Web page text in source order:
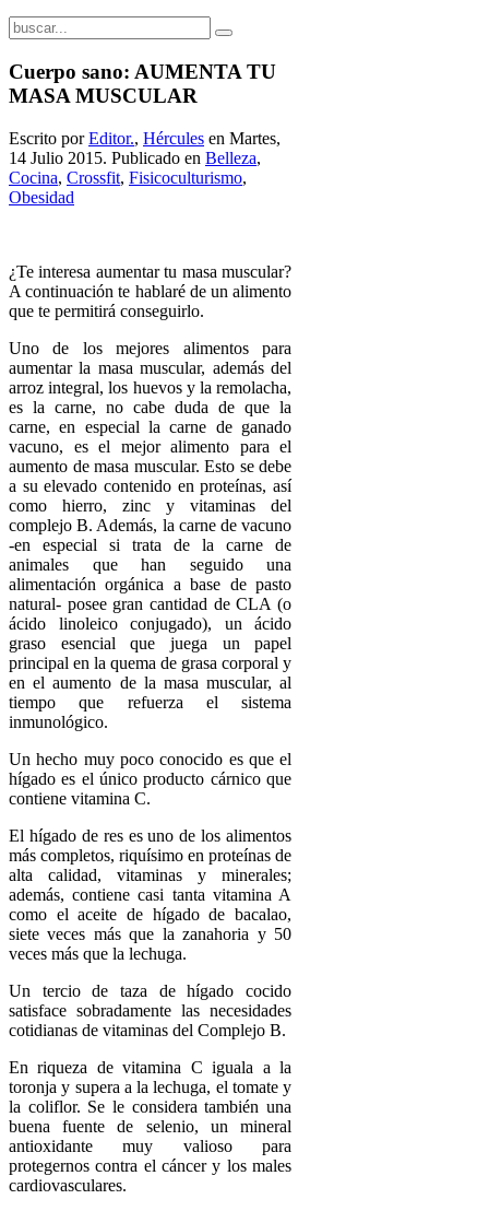
Cuerpo sano: AUMENTA TU
MASA MUSCULAR
Escrito porEditor., Hércules en Martes,
14 Julio 2015. Publicado en Belleza,
Cocina, Crossfit, Fisicoculturismo,
Obesidad
¿Te interesa aumentar tu masa muscular?
A continuación te hablaré de un alimento
que te permitirá conseguirlo.
Uno de los mejores alimentos para
aumentar la masa muscular, además del
arroz integral, los huevos y la remolacha,
es la carne, no cabe duda de que la
carne, en especial la carne de ganado
vacuno, es el mejor alimento para el
aumento de masa muscular. Esto se debe
a su elevado contenido en proteínas, así
como hierro, zinc y vitaminas del
complejo B. Además, la carne de vacuno
-en especial si trata de la carne de
animales que han seguido una
alimentación orgánica a base de pasto
natural- posee gran cantidad de CLA (o
ácido linoleico conjugado), un ácido
graso esencial que juega un papel
principal en la quema de grasa corporal y
en el aumento de la masa muscular, al
tiempo que refuerza el sistema
inmunológico.
Un hecho muy poco conocido es que el
hígado es el único producto cárnico que
contiene vitamina C.
El hígado de res es uno de los alimentos
más completos, riquísimo en proteínas de
alta calidad, vitaminas y minerales;
además, contiene casi tanta vitamina A
como el aceite de hígado de bacalao,
siete veces más que la zanahoria y 50
veces más que la lechuga.
Un tercio de taza de hígado cocido
satisface sobradamente las necesidades
cotidianas de vitaminas del Complejo B.
En riqueza de vitamina C iguala a la
toronja y supera a la lechuga, el tomate y
la coliflor. Se le considera también una
buena fuente de selenio, un mineral
antioxidante muy valioso para
protegernos contra el cáncer y los males
cardiovasculares.